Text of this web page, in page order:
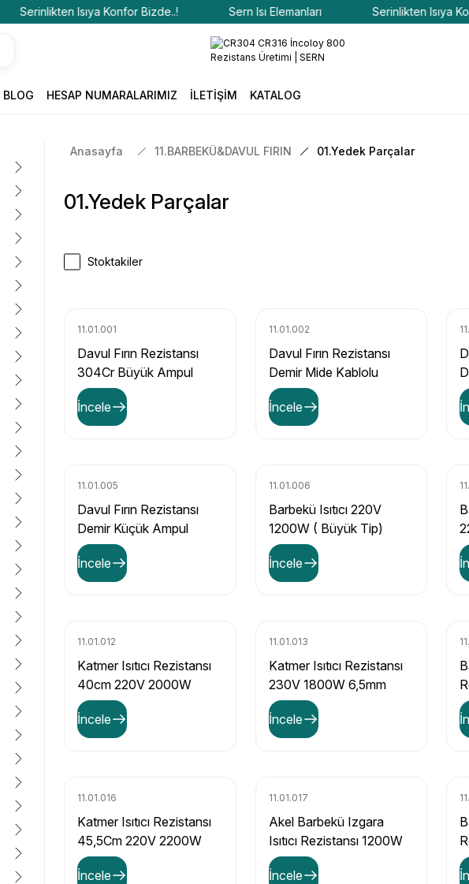
Serinlikten Isıya Konfor Bizde..! Sern Isı Elemanları Serinlikten Isıya
BLOG HESAP NUMARALARIMIZ İLETİŞİM KATALOG
Anasayfa 11.BARBEKÜ&DAVUL FIRIN 01.Yedek Parçalar
01.Yedek Parçalar
Stoktakiler
11.01.001
Davul Fırın Rezistansı
304Cr Büyük Ampul
650W- 6,5Mm
İncele
11.01.002
Davul Fırın Rezistansı
Demir Mide Kablolu
600W - 8,5Mm
İncele
11.01.005
Davul Fırın Rezistansı
Demir Küçük Ampul
600W- 8,5Mm
İncele
11.01.006
Barbekü Isıtıcı 220V
1200W ( Büyük Tip)
İncele
11.01.012
Katmer Isıtıcı Rezistansı
40cm 220V 2000W
İncele
11.01.013
Katmer Isıtıcı Rezistansı
230V 1800W 6,5mm
İncele
11.01.016
Katmer Isıtıcı Rezistansı
45,5Cm 220V 2200W
İncele
11.01.017
Akel Barbekü Izgara
Isıtıcı Rezistansı 1200W
İncele